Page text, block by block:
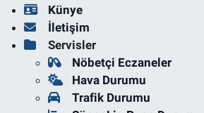
Künye
İletişim
Servisler
Nöbetçi Eczaneler
Hava Durumu
Trafik Durumu